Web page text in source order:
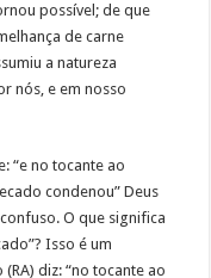
possível; de que
de carne
a natureza
nós, e em nosso
“e no tocante ao
condenou” Deus
O que significa
Isso é um
diz: “no tocante ao